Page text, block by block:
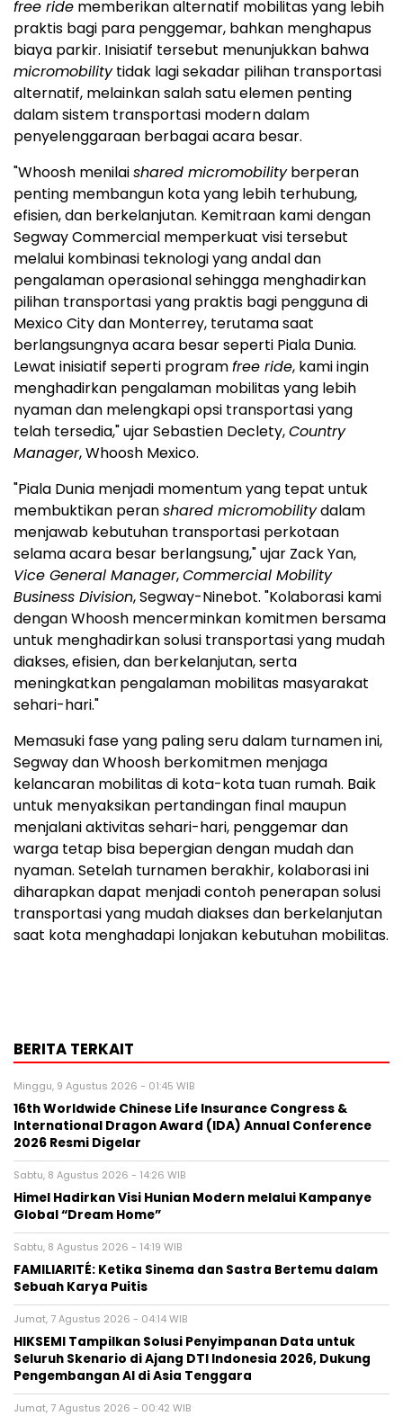
free ride memberikan alternatif mobilitas yang lebih
praktis bagi para penggemar, bahkan menghapus
biaya parkir. Inisiatif tersebut menunjukkan bahwa
micromobilitytidak lagi sekadar pilihan transportasi
alternatif, melainkan salah satu elemen penting
dalam sistem transportasi modern dalam
penyelenggaraan berbagai acara besar.
"Whoosh menilaishared micromobilityberperan
penting membangun kota yang lebih terhubung,
efisien, dan berkelanjutan. Kemitraan kami dengan
Segway Commercial memperkuat visi tersebut
melalui kombinasi teknologi yang andal dan
pengalaman operasional sehingga menghadirkan
pilihan transportasi yang praktis bagi pengguna di
Mexico City dan Monterrey, terutama saat
berlangsungnya acara besar seperti Piala Dunia.
Lewat inisiatif seperti programfree ride, kami ingin
menghadirkan pengalaman mobilitas yang lebih
nyaman dan melengkapi opsi transportasi yang
telah tersedia," ujar Sebastien Declety,Country
Manager, Whoosh Mexico.
"Piala Dunia menjadi momentum yang tepat untuk
membuktikan peranshared micromobilitydalam
menjawab kebutuhan transportasi perkotaan
selama acara besar berlangsung," ujar Zack Yan,
Vice General Manager,Commercial Mobility
Business Division, Segway-Ninebot. "Kolaborasi kami
dengan Whoosh mencerminkan komitmen bersama
untuk menghadirkan solusi transportasi yang mudah
diakses, efisien, dan berkelanjutan, serta
meningkatkan pengalaman mobilitas masyarakat
sehari-hari."
Memasuki fase yang paling seru dalam turnamen ini,
Segway dan Whoosh berkomitmen menjaga
kelancaran mobilitas di kota-kota tuan rumah. Baik
untuk menyaksikan pertandingan final maupun
menjalani aktivitas sehari-hari, penggemar dan
warga tetap bisa bepergian dengan mudah dan
nyaman. Setelah turnamen berakhir, kolaborasi ini
diharapkan dapat menjadi contoh penerapan solusi
transportasi yang mudah diakses dan berkelanjutan
saat kota menghadapi lonjakan kebutuhan mobilitas.
BERITA TERKAIT
Minggu, 9 Agustus 2026 - 01:45 WIB
16th Worldwide Chinese Life Insurance Congress &
International Dragon Award (IDA) Annual Conference
2026 Resmi Digelar
Sabtu, 8 Agustus 2026 - 14:26 WIB
Himel Hadirkan Visi Hunian Modern melalui Kampanye
Global “Dream Home”
Sabtu, 8 Agustus 2026 - 14:19 WIB
FAMILIARITÉ: Ketika Sinema dan Sastra Bertemu dalam
Sebuah Karya Puitis
Jumat, 7 Agustus 2026 - 04:14 WIB
HIKSEMI Tampilkan Solusi Penyimpanan Data untuk
Seluruh Skenario di Ajang DTI Indonesia 2026, Dukung
Pengembangan AI di Asia Tenggara
Jumat, 7 Agustus 2026 - 00:42 WIB